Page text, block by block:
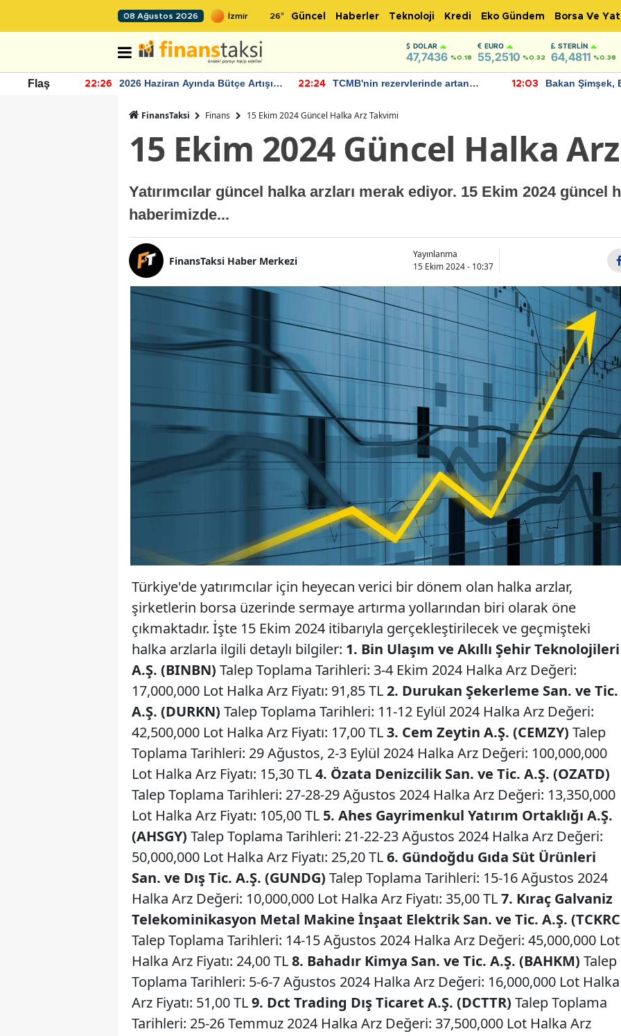
08 Ağustos 2026 26° Güncel Haberler Teknoloji Kredi Eko Gündem Borsa Ve
DOLAR
47,7436 %0.18
EURO
55,2510 %0.32
STERLIN
64,4811 %0.38
Flaş 22:26
2026 Haziran Ayında Bütçe Artışı
22:24
TCMB'nin rezervlerinde artan
12:03
Bakan Şimşek,
FinansTaksi Finans 15 Ekim 2024 Güncel Halka Arz Takvimi
15 Ekim 2024 Güncel Halka
Yatırımcılar güncel halka arzları merak ediyor. 15 Ekim 2024 güncel
haberimizde...
FinansTaksi Haber Merkezi
Yayınlanma
15 Ekim 2024 - 10:37
Türkiye'de yatırımcılar için heyecan verici bir dönem olan halka arzlar,
şirketlerin borsa üzerinde sermaye artırma yollarından biri olarak öne
çıkmaktadır. İşte 15 Ekim 2024 itibarıyla gerçekleştirilecek ve geçmişteki
halka arzlarla ilgili detaylı bilgiler: 1. Bin Ulaşım ve Akıllı Şehir Teknolojileri
A.Ş. (BINBN) Talep Toplama Tarihleri: 3-4 Ekim 2024 Halka Arz Değeri:
17,000,000 Lot Halka Arz Fiyatı: 91,85 TL2. Durukan Şekerleme San. ve Tic.
A.Ş. (DURKN) Talep Toplama Tarihleri: 11-12 Eylül 2024 Halka Arz Değeri:
42,500,000 Lot Halka Arz Fiyatı: 17,00 TL3. Cem Zeytin A.Ş. (CEMZY) Talep
Toplama Tarihleri: 29 Ağustos, 2-3 Eylül 2024 Halka Arz Değeri: 100,000,000
Lot Halka Arz Fiyatı: 15,30 TL4. Özata Denizcilik San. ve Tic. A.Ş. (OZATD)
Talep Toplama Tarihleri: 27-28-29 Ağustos 2024 Halka Arz Değeri: 13,350,000
Lot Halka Arz Fiyatı: 105,00 TL 5. Ahes Gayrimenkul Yatırım Ortaklığı A.Ş.
(AHSGY) Talep Toplama Tarihleri: 21-22-23 Ağustos 2024 Halka Arz Değeri:
50,000,000 Lot Halka Arz Fiyatı: 25,20 TL6. Gündoğdu Gıda Süt Ürünleri
San. ve Dış Tic. A.Ş. (GUNDG) Talep Toplama Tarihleri: 15-16 Ağustos 2024
Halka Arz Değeri: 10,000,000 Lot Halka Arz Fiyatı: 35,00 TL7. Kıraç Galvaniz
Telekominikasyon Metal Makine İnşaat Elektrik San. ve Tic. A.Ş.
Talep Toplama Tarihleri: 14-15 Ağustos 2024 Halka Arz Değeri: 45,000,000 Lot
Halka Arz Fiyatı: 24,00 TL8. Bahadır Kimya San. ve Tic. A.Ş. (BAHKM) Talep
Toplama Tarihleri: 5-6-7 Ağustos 2024 Halka Arz Değeri: 16,000,000 Lot Halka
Arz Fiyatı: 51,00 TL9. Dct Trading Dış Ticaret A.Ş. (DCTTR) Talep Toplama
Tarihleri: 25-26 Temmuz 2024 Halka Arz Değeri: 37,500,000 Lot Halka Arz